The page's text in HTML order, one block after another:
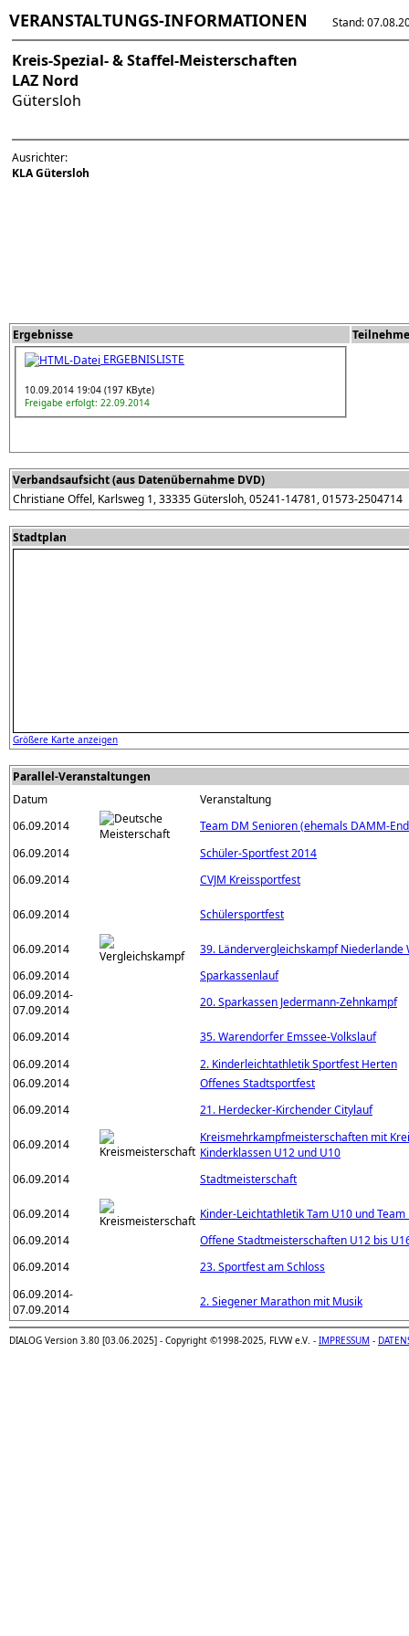
VERANSTALTUNGS-INFORMATIONEN Stand:
Kreis-Spezial- & Staffel-Meisterschaften
LAZ Nord
Gütersloh
Ausrichter:
KLA Gütersloh
Ergebnisse
ERGEBNISLISTE
10.09.2014 19:04 (197 KByte)
Freigabe erfolgt: 22.09.2014
Verbandsaufsicht (aus Datenübernahme DVD)
Christiane Offel, Karlsweg 1, 33335 Gütersloh, 05241-14781, 01573-2504714
Stadtplan
Größere Karte anzeigen
Parallel-Veranstaltungen
Datum
Veranstaltung
06.09.2014
Team DM Senioren (ehemals DAMM-
06.09.2014
Schüler-Sportfest 2014
06.09.2014
CVJM Kreissportfest
06.09.2014 Schülersportfest
06.09.2014
39. Ländervergleichskampf Niederlande
06.09.2014
Sparkassenlauf
06.09.2014-
07.09.2014
20. Sparkassen Jedermann-Zehnkampf
06.09.2014
35. Warendorfer Emssee-Volkslauf
06.09.2014
2. Kinderleichtathletik Sportfest Herten
06.09.2014
Offenes Stadtsportfest
06.09.2014
21. Herdecker-Kirchender Citylauf
06.09.2014
Kreismehrkampfmeisterschaften mit
Kinderklassen U12 und U10
06.09.2014
Stadtmeisterschaft
06.09.2014
Kinder-Leichtathletik Tam U10 und Team
06.09.2014
Offene Stadtmeisterschaften U12 bis
06.09.2014
23. Sportfest am Schloss
06.09.2014-
07.09.2014
2. Siegener Marathon mit Musik
DIALOG Version 3.80 [03.06.2025] - Copyright ©1998-2025, FLVW e.V. - IMPRESSUM -